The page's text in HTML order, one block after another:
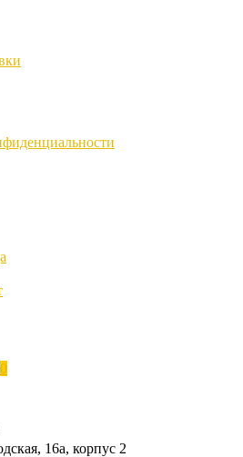
0
16а, корпус 2